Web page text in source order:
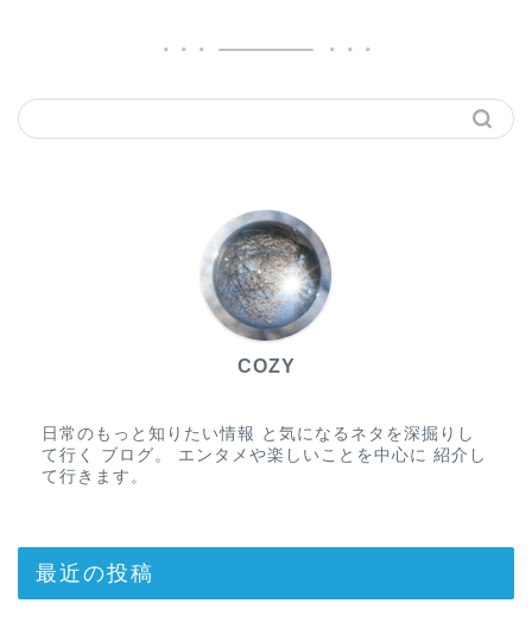
COZY
日常のもっと知りたい情報 と気になるネタを深掘りし
て行く ブログ。 エンタメや楽しいことを中心に 紹介し
て行きます。
最近の投稿